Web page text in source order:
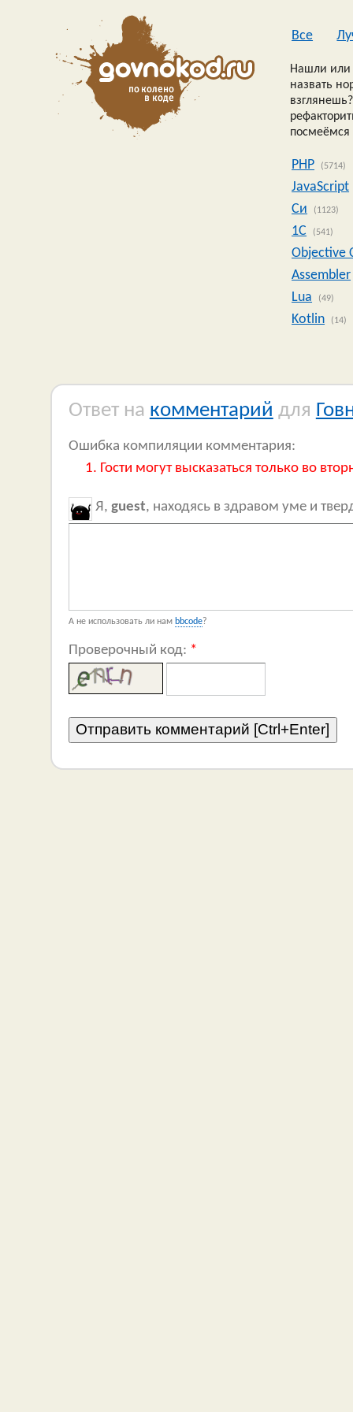
Все
Нашли или
назвать
посмеёмся
PHP (5714)
JavaScript
Си
(1123)
1C (541)
Objective
Assembler
Lua
(49)
Kotlin (14)
Ответ на комментарий для
Ошибка компиляции комментария:
Гости могут высказаться только во
Я, guest, находясь в здравом уме и
А не использовать ли нам bbcode?
Проверочный код: *